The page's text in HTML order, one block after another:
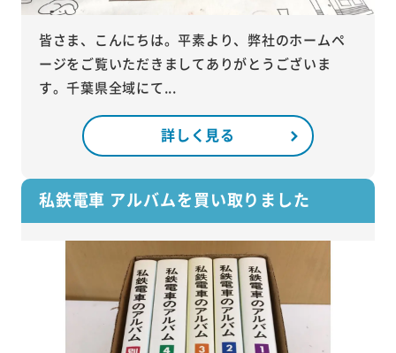
皆さま、こんにちは。平素より、弊社のホームペ
ージをご覧いただきましてありがとうございま
す。千葉県全域にて...
詳しく見る
私鉄電車 アルバムを買い取りました